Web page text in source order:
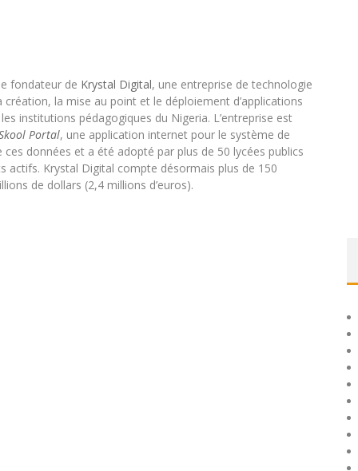
fondateur de Krystal Digital, une entreprise de technologie
la mise au point et le déploiement d’applications
institutions pédagogiques du Nigeria. L’entreprise est
Portal, une application internet pour le système de
données et a été adopté par plus de 50 lycées publics
actifs. Krystal Digital compte désormais plus de 150
de dollars (2,4 millions d’euros).